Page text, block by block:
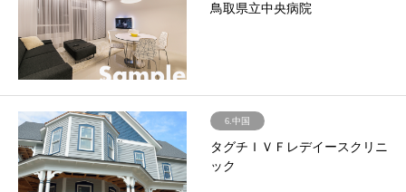
鳥取県立中央病院
6.中国
タグチＩＶＦレデイースクリニ
ック